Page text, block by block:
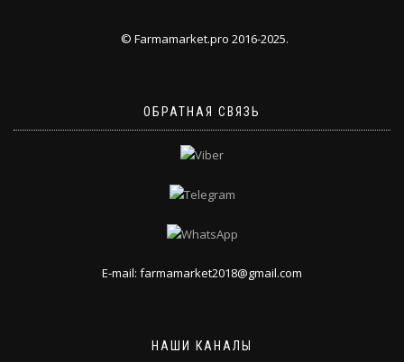
© Farmamarket.pro 2016-2025.
ОБРАТНАЯ СВЯЗЬ
E-mail: farmamarket2018@gmail.com
НАШИ КАНАЛЫ